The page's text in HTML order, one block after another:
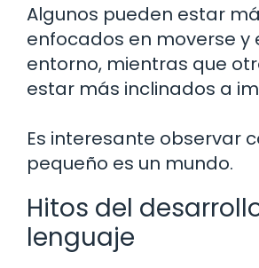
Algunos pueden estar
enfocados en moverse y
entorno, mientras que
estar más inclinados a
Es interesante observar
pequeño es un mundo.
Hitos del
lenguaje